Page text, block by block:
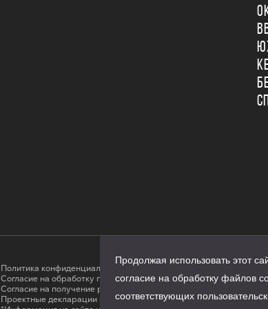
Политика конфиденциальности
Согласие на обработку персональных данных
Cогласие на получение рассылки
Проектные декларации на сайте наш.дом.рф
Продолжая использовать этот
согласие на обработку файлов
соответствующих